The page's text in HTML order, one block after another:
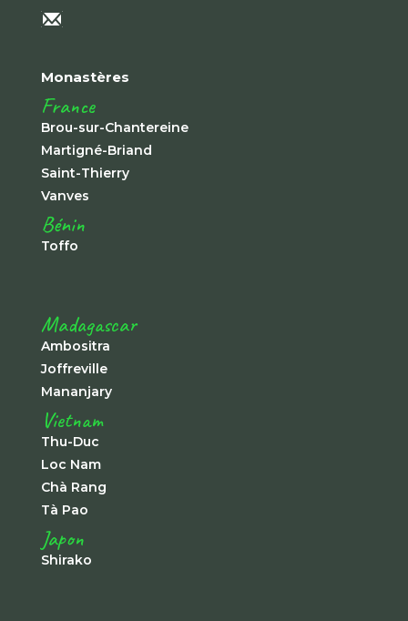
Monastères
France
Brou-sur-Chantereine
Martigné-Briand
Saint-Thierry
Vanves
Bénin
Toffo
Madagascar
Ambositra
Joffreville
Mananjary
Vietnam
Thu-Duc
Loc Nam
Chà Rang
Tà Pao
Japon
Shirako